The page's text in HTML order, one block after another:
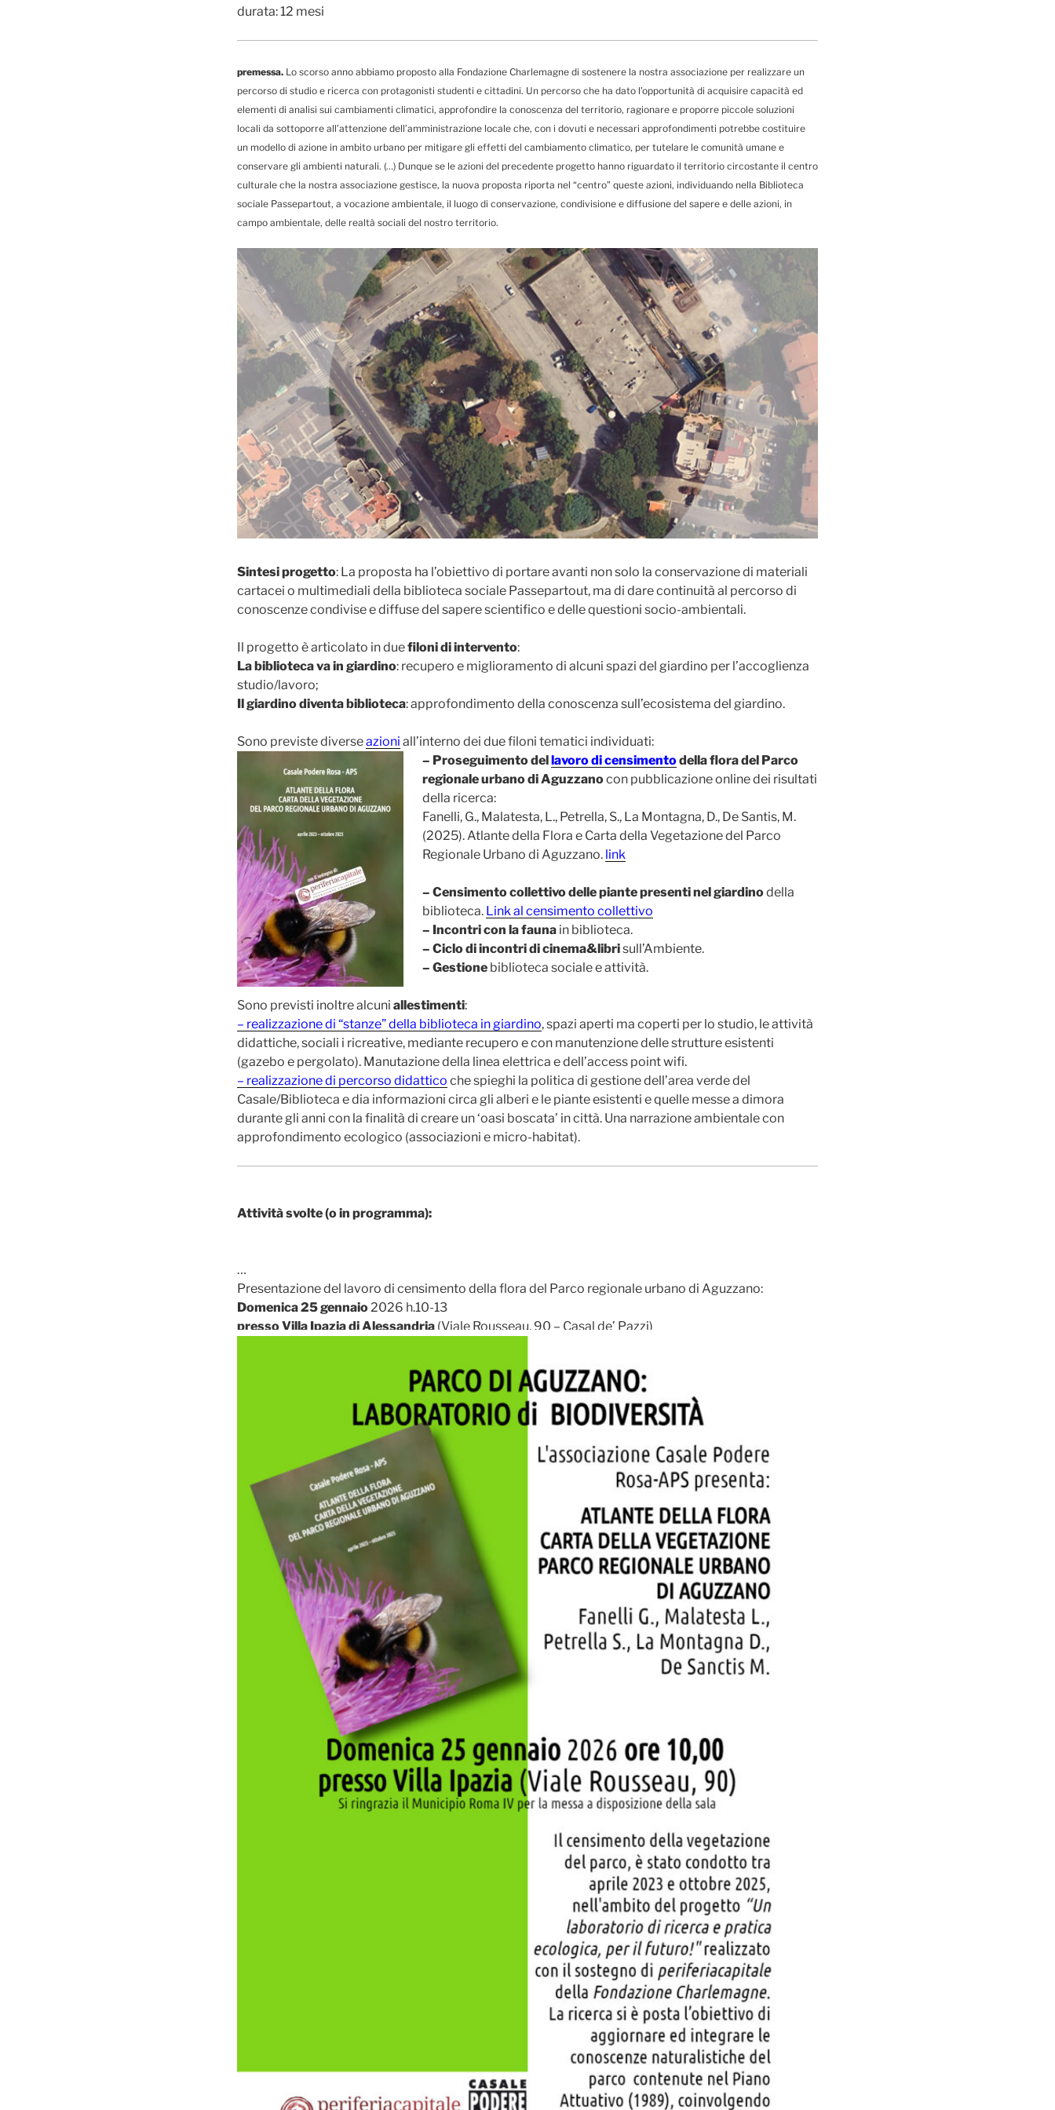
durata: 12 mesi
premessa. Lo scorso anno abbiamo proposto alla Fondazione Charlemagne di sostenere la nostra associazione per realizzare un
percorso di studio e ricerca con protagonisti studenti e cittadini. Un percorso che ha dato l’opportunità di acquisire capacità ed
elementi di analisi sui cambiamenti climatici, approfondire la conoscenza del territorio, ragionare e proporre piccole soluzioni
locali da sottoporre all’attenzione dell’amministrazione locale che, con i dovuti e necessari approfondimenti potrebbe costituire
un modello di azione in ambito urbano per mitigare gli effetti del cambiamento climatico, per tutelare le comunità umane e
conservare gli ambienti naturali. (…) Dunque se le azioni del precedente progetto hanno riguardato il territorio circostante il centro
culturale che la nostra associazione gestisce, la nuova proposta riporta nel “centro” queste azioni, individuando nella Biblioteca
sociale Passepartout, a vocazione ambientale, il luogo di conservazione, condivisione e diffusione del sapere e delle azioni, in
campo ambientale, delle realtà sociali del nostro territorio.
Sintesi progetto: La proposta ha l’obiettivo di portare avanti non solo la conservazione di materiali
cartacei o multimediali della biblioteca sociale Passepartout, ma di dare continuità al percorso di
conoscenze condivise e diffuse del sapere scientifico e delle questioni socio-ambientali.
Il progetto è articolato in duefiloni di intervento:
La biblioteca va in giardino: recupero e miglioramento di alcuni spazi del giardino per l’accoglienza
studio/lavoro;
Il giardino diventa biblioteca: approfondimento della conoscenza sull’ecosistema del giardino.
Sono previste diverseazioni all’interno dei due filoni tematici individuati:
– Proseguimento dellavoro di censimentodella flora del Parco
regionale urbano di Aguzzanocon pubblicazione online dei risultati
della ricerca:
Fanelli, G., Malatesta, L., Petrella, S., La Montagna, D., De Santis, M.
(2025). Atlante della Flora e Carta della Vegetazione del Parco
Regionale Urbano di Aguzzano. link
– Censimento collettivo delle piante presenti nel giardinodella
biblioteca. Link al censimento collettivo
– Incontri con la fauna in biblioteca.
– Ciclo di incontri di cinema&librisull’Ambiente.
– Gestione biblioteca sociale e attività.
Sono previsti inoltre alcuni allestimenti:
– realizzazione di “stanze” della biblioteca in giardino, spazi aperti ma coperti per lo studio, le attività
didattiche, sociali i ricreative, mediante recupero e con manutenzione delle strutture esistenti
(gazebo e pergolato). Manutazione della linea elettrica e dell’access point wifi.
– realizzazione di percorso didattico che spieghi la politica di gestione dell’area verde del
Casale/Biblioteca e dia informazioni circa gli alberi e le piante esistenti e quelle messe a dimora
durante gli anni con la finalità di creare un ‘oasi boscata’ in città. Una narrazione ambientale con
approfondimento ecologico (associazioni e micro-habitat).
Attività svolte (o in programma):
…
Presentazione del lavoro di censimento della flora del Parco regionale urbano di Aguzzano:
Domenica 25 gennaio 2026 h.10-13
presso Villa Ipazia di Alessandria (Viale Rousseau, 90 – Casal de’ Pazzi)